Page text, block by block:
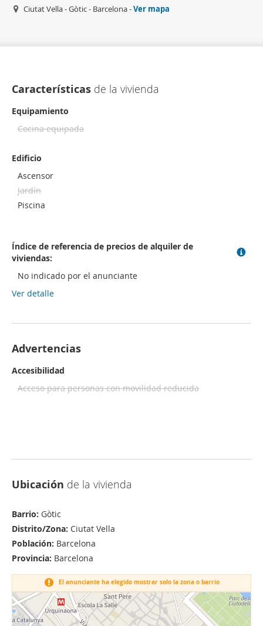
Ciutat Vella - Gòtic - Barcelona -Ver mapa
Características de la vivienda
Equipamiento
Cocina equipada
Edificio
Ascensor
Jardín
Piscina
Índice de referencia de precios de alquiler de
viviendas:
No indicado por el anunciante
Ver detalle
Advertencias
Accesibilidad
Acceso para personas con movilidad reducida
Ubicación de la vivienda
Barrio: Gòtic
Distrito/Zona: Ciutat Vella
Población: Barcelona
Provincia: Barcelona
El anunciante ha elegido mostrar solo la zona o barrio